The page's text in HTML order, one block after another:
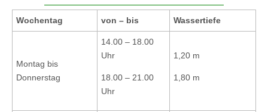
Wochentag von – bis Wassertiefe
Montag bis
Donnerstag
14.00 – 18.00
Uhr
18.00 – 21.00
Uhr
1,20 m
1,80 m